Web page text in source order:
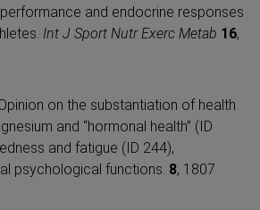
and endocrine responses
Int J Sport Nutr Exerc Metab 16,
on the substantiation of health
and “hormonal health” (ID
and fatigue (ID 244),
psychological functions. 8, 1807